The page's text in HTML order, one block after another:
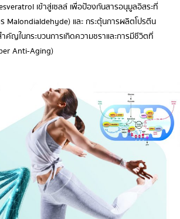
เข้าสู่เซลล์ เพื่อป้องกันสารอนุมูลอิสระที่
ร Malondialdehyde) และ กระตุ้นการผลิตโปรตีน
คัญในกระบวนการเกิดความชราและการมีชีวิตที่
Anti-Aging)